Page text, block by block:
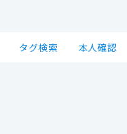
タグ検索 本人確認